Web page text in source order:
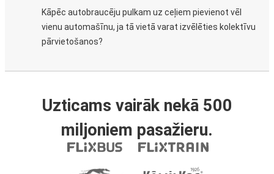
Kāpēc autobraucēju pulkam uz ceļiem pievienot vēl
vienu automašīnu, ja tā vietā varat izvēlēties kolektīvu
pārvietošanos?
Uzticams vairāk nekā 500
miljoniem pasažieru.